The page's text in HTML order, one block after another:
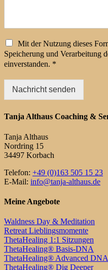
Mit der Nutzung dieses
Speicherung und Verarbeitung
einverstanden. *
Nachricht senden
Tanja Althaus Coaching &
Tanja Althaus
Nordring 15
34497 Korbach
Telefon: +49 (0)163 505 15 23
E-Mail: info@tanja-althaus.de
Meine Angebote
Waldness Day & Meditation
Retreat Lieblingsmomente
ThetaHealing 1:1 Sitzungen
ThetaHealing® Basis-DNA
ThetaHealing® Advanced DNA
ThetaHealing® Dig Deeper